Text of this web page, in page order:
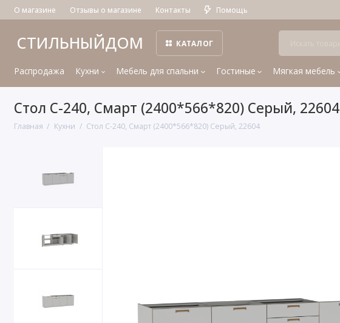
О магазине Отзывы о магазине Контакты Помощь
СТИЛЬНЫЙДОМ КАТАЛОГ
Распродажа Кухни Мебель для спальни Гостиные Мягкая мебель
Стол С-240, Смарт (2400*566*820) Серый, 22604
Главная Кухни Стол С-240, Смарт (2400*566*820) Серый, 22604